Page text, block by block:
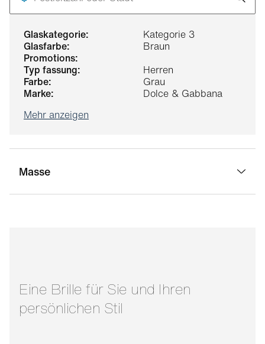
glaskategorie:
Kategorie 3
glasfarbe:
Braun
promotions:
typ fassung:
Herren
farbe:
Grau
marke:
Dolce & Gabbana
Mehr anzeigen
Masse
Eine Brille für Sie und Ihren
persönlichen Stil